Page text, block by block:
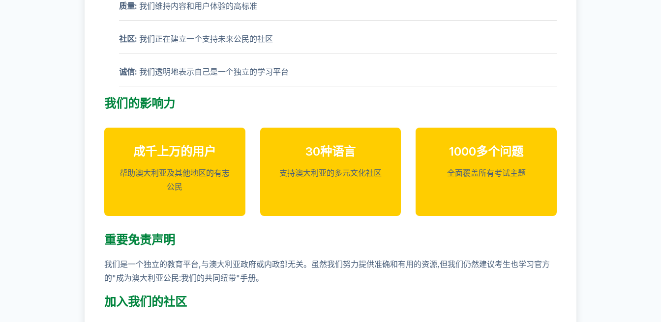
质量: 我们维持内容和用户体验的高标准
社区: 我们正在建立一个支持未来公民的社区
诚信: 我们透明地表示自己是一个独立的学习平台
我们的影响力
成千上万的用户
帮助澳大利亚及其他地区的有志
公民
30种语言
支持澳大利亚的多元文化社区
1000多个问题
全面覆盖所有考试主题
重要免责声明
我们是一个独立的教育平台,与澳大利亚政府或内政部无关。虽然我们努力提供准确和有用的资源,但我们仍然建议考生也学习官方
的"成为澳大利亚公民:我们的共同纽带"手册。
加入我们的社区